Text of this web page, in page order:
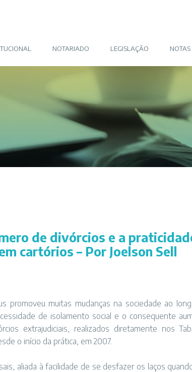
NOTARIADO LEGISLAÇÃO
de divórcios e a
cartórios – Por Joelson Sell
promoveu muitas mudanças na sociedade ao
de isolamento social e o consequente
extrajudiciais, realizados diretamente nos
o início da prática, em 2007.
aliada à facilidade de se desfazer os laços